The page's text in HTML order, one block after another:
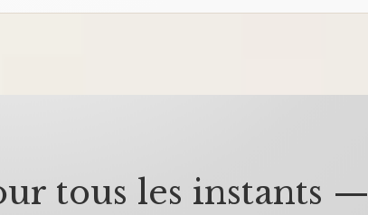
tous les instants —